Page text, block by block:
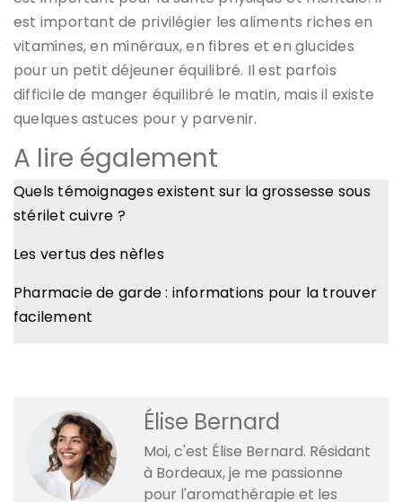
est important de privilégier les aliments riches en
vitamines, en minéraux, en fibres et en glucides
pour un petit déjeuner équilibré. Il est parfois
difficile de manger équilibré le matin, mais il existe
quelques astuces pour y parvenir.
A lire également
Quels témoignages existent sur la grossesse sous
stérilet cuivre ?
Les vertus des nèfles
Pharmacie de garde : informations pour la trouver
facilement
Élise Bernard
Moi, c'est Élise Bernard. Résidant
à Bordeaux, je me passionne
pour l'aromathérapie et les